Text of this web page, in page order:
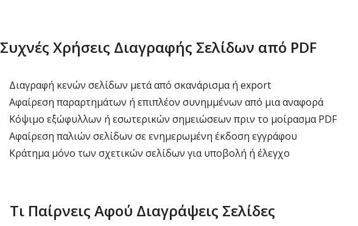
Συχνές Χρήσεις Διαγραφής Σελίδων από PDF
Διαγραφή κενών σελίδων μετά από σκανάρισμα ή export
Αφαίρεση παραρτημάτων ή επιπλέον συνημμένων από μια αναφορά
Κόψιμο εξώφυλλων ή εσωτερικών σημειώσεων πριν το μοίρασμα PDF
Αφαίρεση παλιών σελίδων σε ενημερωμένη έκδοση εγγράφου
Κράτημα μόνο των σχετικών σελίδων για υποβολή ή έλεγχο
Τι Παίρνεις Αφού Διαγράψεις Σελίδες